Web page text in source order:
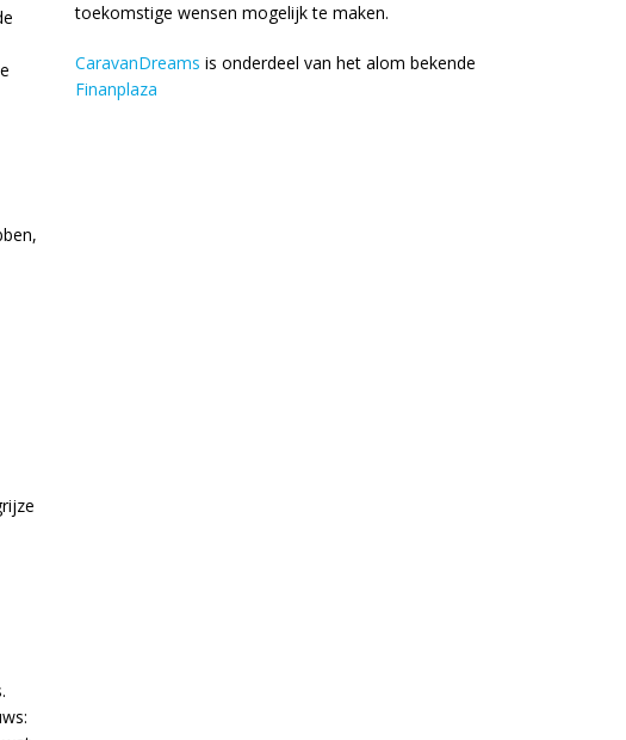
toekomstige wensen mogelijk te maken.
CaravanDreams is onderdeel van het alom bekende
Finanplaza